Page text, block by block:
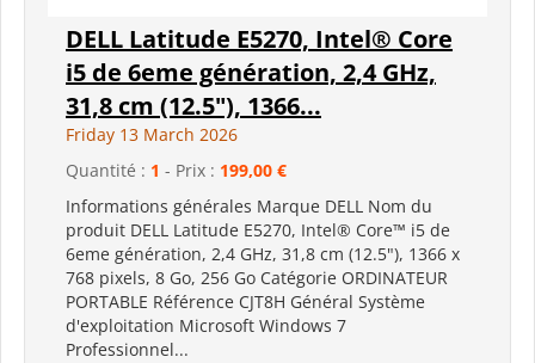
DELL Latitude E5270, Intel® Core
i5 de 6eme génération, 2,4 GHz,
31,8 cm (12.5"), 1366...
Friday 13 March 2026
Quantité : 1 - Prix : 199,00 €
Informations générales Marque DELL Nom du
produit DELL Latitude E5270, Intel® Core™ i5 de
6eme génération, 2,4 GHz, 31,8 cm (12.5"), 1366 x
768 pixels, 8 Go, 256 Go Catégorie ORDINATEUR
PORTABLE Référence CJT8H Général Système
d'exploitation Microsoft Windows 7
Professionnel...